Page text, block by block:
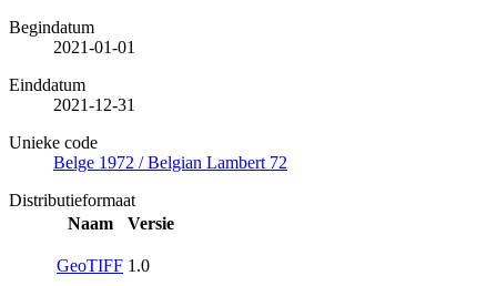
Begindatum
2021-01-01
Einddatum
2021-12-31
Unieke code
Belge 1972 / Belgian Lambert 72
Distributieformaat
Naam
Versie
GeoTIFF 1.0